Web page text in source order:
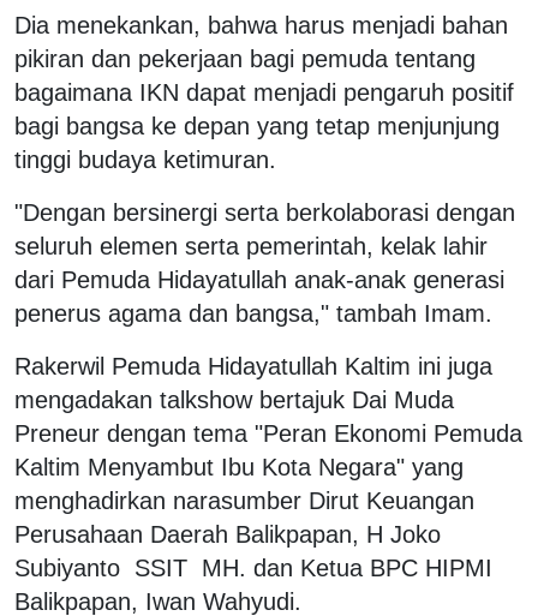
Dia menekankan, bahwa harus menjadi bahan
pikiran dan pekerjaan bagi pemuda tentang
bagaimana IKN dapat menjadi pengaruh positif
bagi bangsa ke depan yang tetap menjunjung
tinggi budaya ketimuran.
"Dengan bersinergi serta berkolaborasi dengan
seluruh elemen serta pemerintah, kelak lahir
dari Pemuda Hidayatullah anak-anak generasi
penerus agama dan bangsa," tambah Imam.
Rakerwil Pemuda Hidayatullah Kaltim ini juga
mengadakan talkshow bertajuk Dai Muda
Preneur dengan tema "Peran Ekonomi Pemuda
Kaltim Menyambut Ibu Kota Negara" yang
menghadirkan narasumber Dirut Keuangan
Perusahaan Daerah Balikpapan, H Joko
Subiyanto SSIT MH. dan Ketua BPC HIPMI
Balikpapan, Iwan Wahyudi.